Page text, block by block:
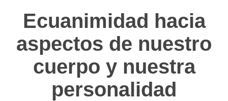
Ecuanimidad hacia
aspectos de nuestro
cuerpo y nuestra
personalidad